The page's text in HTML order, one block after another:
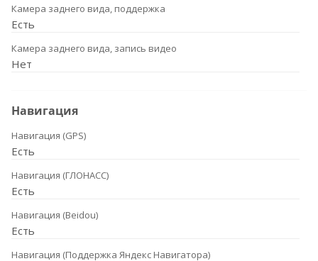
Камера заднего вида, поддержка
Есть
Камера заднего вида, запись видео
Нет
Навигация
Навигация (GPS)
Есть
Навигация (ГЛОНАСС)
Есть
Навигация (Beidou)
Есть
Навигация (Поддержка Яндекс Навигатора)